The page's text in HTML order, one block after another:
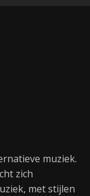
muziek.
zich
met stijlen